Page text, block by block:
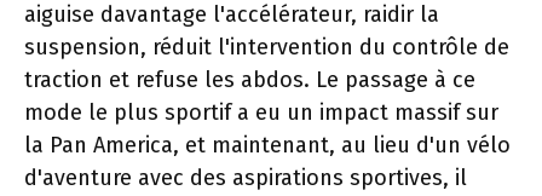
aiguise davantage l'accélérateur, raidir la
suspension, réduit l'intervention du contrôle de
traction et refuse les abdos. Le passage à ce
mode le plus sportif a eu un impact massif sur
la Pan America, et maintenant, au lieu d'un vélo
d'aventure avec des aspirations sportives, il